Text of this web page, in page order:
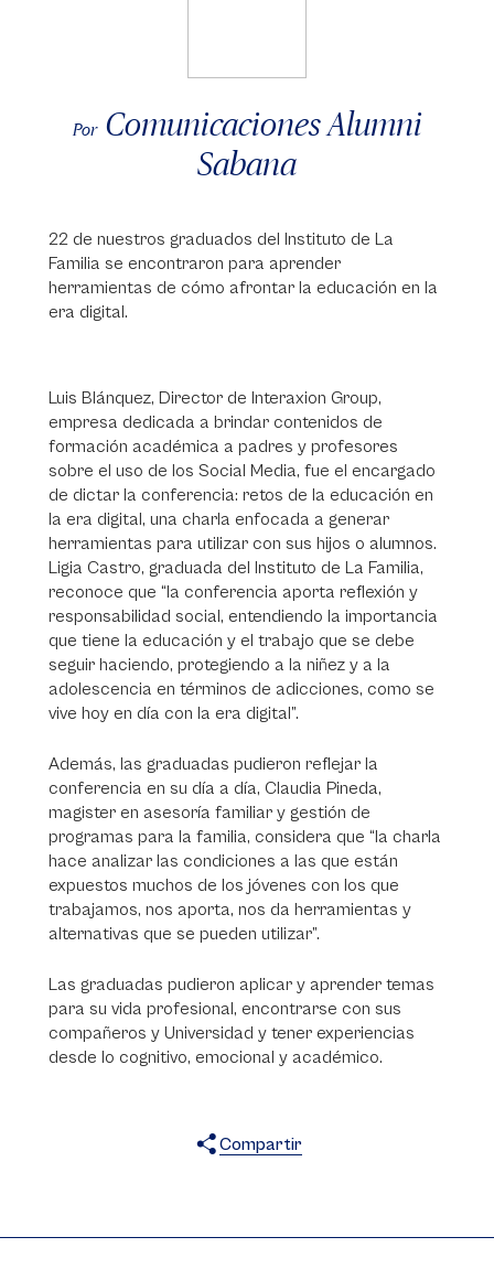
Por Comunicaciones Alumni
Sabana
22 de nuestros graduados del Instituto de La
Familia se encontraron para aprender
herramientas de cómo afrontar la educación en la
era digital.
Luis Blánquez, Director de Interaxion Group,
empresa dedicada a brindar contenidos de
formación académica a padres y profesores
sobre el uso de los Social Media, fue el encargado
de dictar la conferencia: retos de la educación en
la era digital, una charla enfocada a generar
herramientas para utilizar con sus hijos o alumnos.
Ligia Castro, graduada del Instituto de La Familia,
reconoce que “la conferencia aporta reflexión y
responsabilidad social, entendiendo la importancia
que tiene la educación y el trabajo que se debe
seguir haciendo, protegiendo a la niñez y a la
adolescencia en términos de adicciones, como se
vive hoy en día con la era digital”.
Además, las graduadas pudieron reflejar la
conferencia en su día a día, Claudia Pineda,
magister en asesoría familiar y gestión de
programas para la familia, considera que “la charla
hace analizar las condiciones a las que están
expuestos muchos de los jóvenes con los que
trabajamos, nos aporta, nos da herramientas y
alternativas que se pueden utilizar”.
Las graduadas pudieron aplicar y aprender temas
para su vida profesional, encontrarse con sus
compañeros y Universidad y tener experiencias
desde lo cognitivo, emocional y académico.
Compartir